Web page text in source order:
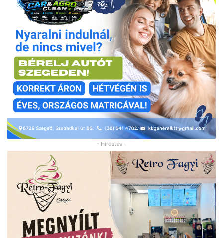
- Hirdetés -